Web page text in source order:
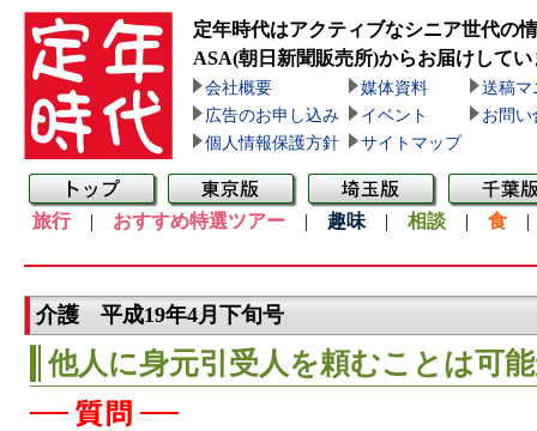
定年時代はアクティブなシニア世代の
ASA(朝日新聞販売所)からお届けしてい
会社概要 媒体資料
送稿マ
広告のお申し込み
イベント
お問い
個人情報保護方針
サイトマップ
旅行| おすすめ特選ツアー | 趣味 | 相談 | 食
介護 平成19年4月下旬号
他人に身元引受人を頼むことは可